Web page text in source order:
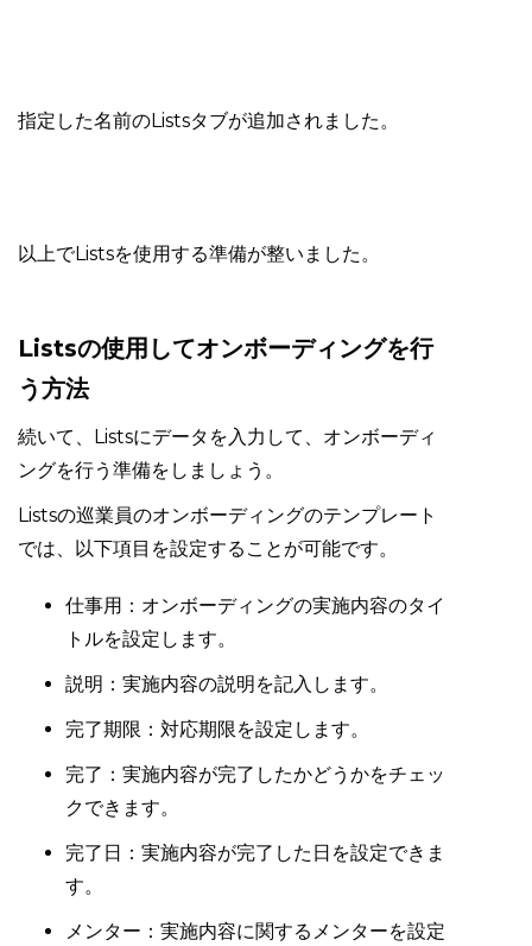
指定した名前のListsタブが追加されました。
以上でListsを使用する準備が整いました。
Listsの使用してオンボーディングを行
う方法
続いて、Listsにデータを入力して、オンボーディ
ングを行う準備をしましょう。
Listsの巡業員のオンボーディングのテンプレート
では、以下項目を設定することが可能です。
仕事用：オンボーディングの実施内容のタイ
トルを設定します。
説明：実施内容の説明を記入します。
完了期限：対応期限を設定します。
完了：実施内容が完了したかどうかをチェッ
クできます。
完了日：実施内容が完了した日を設定できま
す。
メンター：実施内容に関するメンターを設定